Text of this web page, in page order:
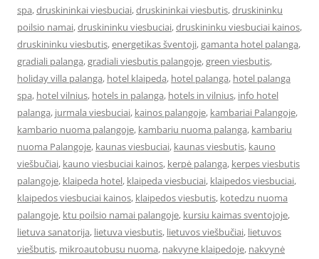
spa,druskininkai viesbuciai,druskininkai viesbutis,druskininku
poilsio namai,druskininku viesbuciai,druskininku viesbuciai kainos,
druskininku viesbutis,energetikas šventoji,gamanta hotel palanga,
gradiali palanga,gradiali viesbutis palangoje,green viesbutis,
holiday villa palanga, hotel klaipeda, hotel palanga, hotel palanga
spa, hotel vilnius, hotels in palanga, hotels in vilnius, info hotel
palanga, jurmala viesbuciai, kainos palangoje, kambariai Palangoje,
kambario nuoma palangoje, kambariu nuoma palanga, kambariu
nuoma Palangoje, kaunas viesbuciai, kaunas viesbutis, kauno
viešbučiai, kauno viesbuciai kainos, kerpė palanga, kerpes viesbutis
palangoje, klaipeda hotel, klaipeda viesbuciai, klaipedos viesbuciai,
klaipedos viesbuciai kainos, klaipedos viesbutis, kotedzu nuoma
palangoje, ktu poilsio namai palangoje, kursiu kaimas sventojoje,
lietuva sanatorija, lietuva viesbutis, lietuvos viešbučiai, lietuvos
viešbutis, mikroautobusu nuoma, nakvyne klaipedoje, nakvynė